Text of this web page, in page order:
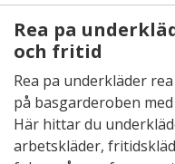
Rea pa
och fritid
Rea pa underkläder
på basgarderoben
Här hittar du
arbetskläder,